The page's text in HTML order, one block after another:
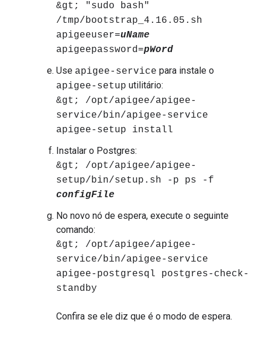
&gt; "sudo bash"
/tmp/bootstrap_4.16.05.sh
apigeeuser=uName
apigeepassword=pWord
Use apigee-service para instale o
apigee-setup utilitário:
&gt; /opt/apigee/apigee-
service/bin/apigee-service
apigee-setup install
Instalar o Postgres:
&gt; /opt/apigee/apigee-
setup/bin/setup.sh -p ps -f
configFile
No novo nó de espera, execute o seguinte
comando:
&gt; /opt/apigee/apigee-
service/bin/apigee-service
apigee-postgresql postgres-check-
standby
Confira se ele diz que é o modo de espera.